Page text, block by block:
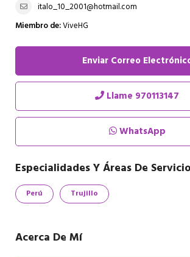
italo_10_2001@hotmail.com
Miembro de:ViveHG
Enviar Correo
Llame 970113147
WhatsApp
Especialidades Y Áreas De Servicio
Perú Trujillo
Acerca De Mí